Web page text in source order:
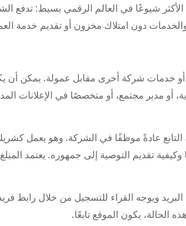
شيوعًا في العالم الرقمي بسيط: تدفع
دون امتلاك مخزون أو تقديم خدمة
خدمات شركة أخرى مقابل عمولة. يمكن أن
أو مدير مجتمع، أو متخصصًا في الإعلانات
عادةً موظفًا في الشركة. وهو يعمل
تقديم التوصية إلى جمهوره. يعتمد
ويوجه القراء للتسجيل من خلال رابط
يكون الموقع تابعًا.